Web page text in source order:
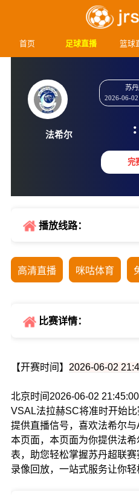
首页 足球直播 篮球
播放线路：
高清直播 咪咕体育
比赛详情：
【开赛时间】 2026-06-02
北京时间2026-06-02
VSAL法拉赫SC将准时开始
提供直播信号，喜欢法希尔
本页面，本页面为你提供法
表，助您轻松掌握苏丹超联
录像回放，一站式服务让你轻